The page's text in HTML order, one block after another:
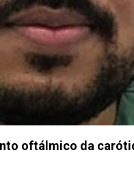
oftálmico da